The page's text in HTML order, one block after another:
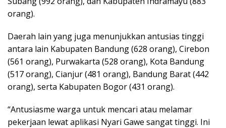
orang).
Daerah lain yang juga menunjukkan antusias tinggi
antara lain Kabupaten Bandung (628 orang), Cirebon
(561 orang), Purwakarta (528 orang), Kota Bandung
(517 orang), Cianjur (481 orang), Bandung Barat (442
orang), serta Kabupaten Bogor (431 orang).
“Antusiasme warga untuk mencari atau melamar
pekerjaan lewat aplikasi Nyari Gawe sangat tinggi. Ini